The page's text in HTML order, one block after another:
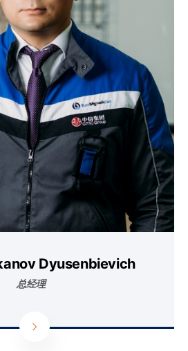
Dyusenbievich
总经理